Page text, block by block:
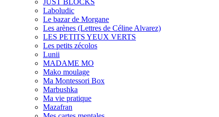
JUST BLOCKS
Laboludic
Le bazar de Morgane
Les arènes (Lettres de Céline Alvarez)
LES PETITS YEUX VERTS
Les petits zécolos
Lunii
MADAME MO
Mako moulage
Ma Montessori Box
Marbushka
Ma vie pratique
Mazafran